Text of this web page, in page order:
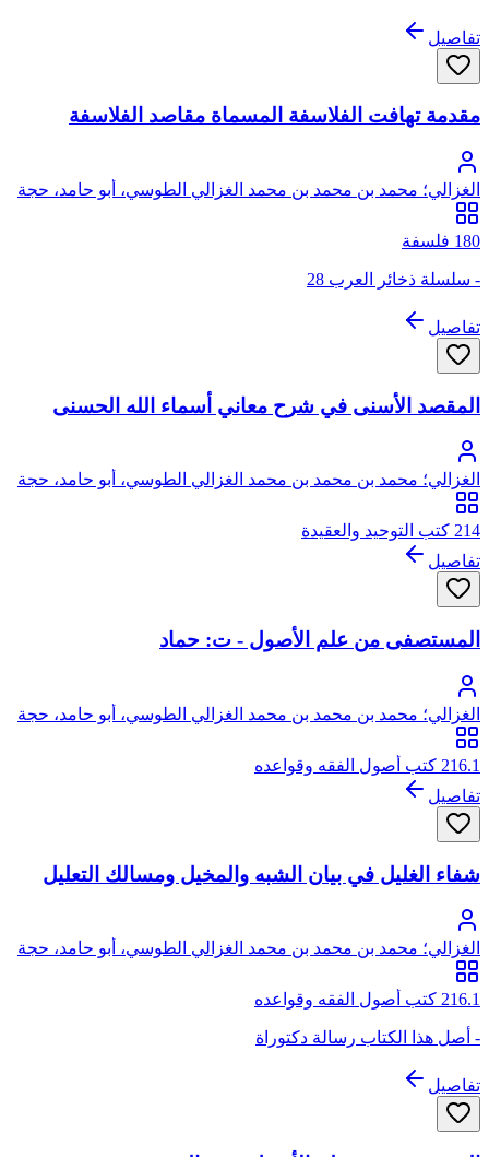
تفاصيل
مقدمة تهافت الفلاسفة المسماة مقاصد الفلاسفة
الغزالي؛ محمد بن محمد بن محمد الغزالي الطوسي، أبو حامد، حجة
الإسلام
180 فلسفة
- سلسلة ذخائر العرب 28
تفاصيل
المقصد الأسنى في شرح معاني أسماء الله الحسنى
الغزالي؛ محمد بن محمد بن محمد الغزالي الطوسي، أبو حامد، حجة
الإسلام
214 كتب التوحيد والعقيدة
تفاصيل
المستصفى من علم الأصول - ت: حماد
الغزالي؛ محمد بن محمد بن محمد الغزالي الطوسي، أبو حامد، حجة
الإسلام
216.1 كتب أصول الفقه وقواعده
تفاصيل
شفاء الغليل في بيان الشبه والمخيل ومسالك التعليل
الغزالي؛ محمد بن محمد بن محمد الغزالي الطوسي، أبو حامد، حجة
الإسلام
216.1 كتب أصول الفقه وقواعده
- أصل هذا الكتاب رسالة دكتوراة
تفاصيل